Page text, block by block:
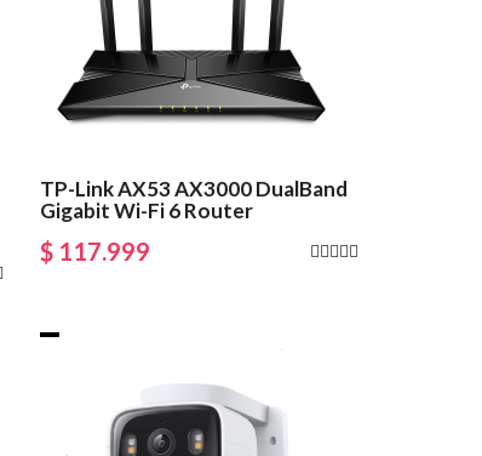
TP-Link AX53 AX3000 DualBand
Gigabit Wi-Fi 6 Router
$ 117.999